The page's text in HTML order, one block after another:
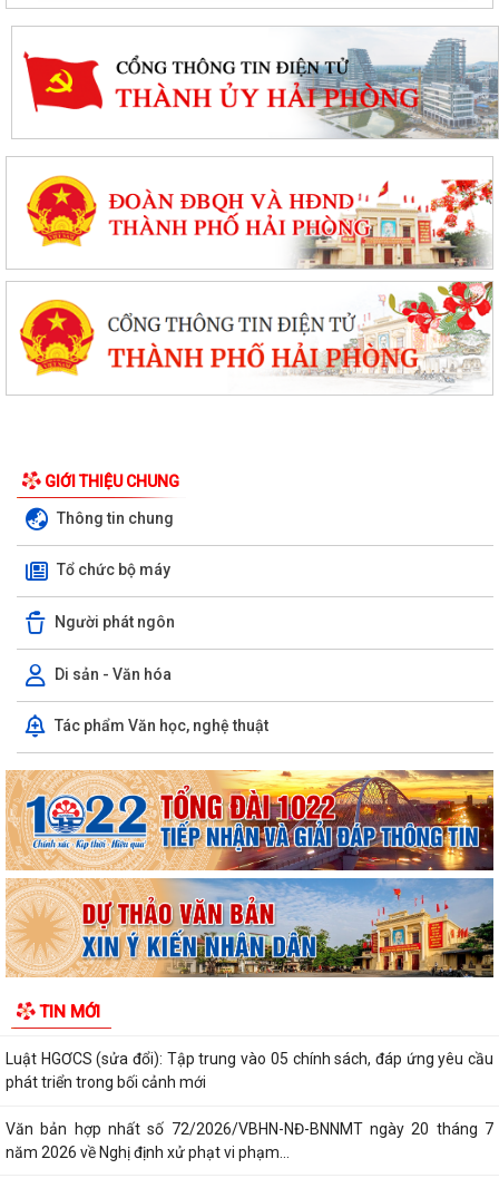
GIỚI THIỆU CHUNG
Thông tin chung
Tổ chức bộ máy
Người phát ngôn
Di sản - Văn hóa
Tác phẩm Văn học, nghệ thuật
TIN MỚI
phục vụ Dự án tuyến đường...
THÔNG BÁO THU HỒI ĐẤT ĐỂ THỰC HIỆN DỰ ÁN BỒI THƯỜNG, HỖ
TRỢ, GIẢI PHÓNG MẶT BẰNG, PHỤC VỤ DỰ ÁN...
PHƯỜNG LÊ ĐẠI HÀNH TỔ CHỨC HỘI NGHỊ TRIỂN KHAI THÔNG TIN VỀ
CÔNG TÁC GIẢI PHÓNG MẶT BẰNG DỰ ÁN...
PHƯỜNG LÊ ĐẠI HÀNH TỔ CHỨC LỄ CẦU SIÊU TRI ÂN CÁC ANH HÙNG
LIỆT SĨ
ĐỂ PHÒNG TRÁNH
Luật HGƠCS (sửa đổi): Tập trung vào 05 chính sách, đáp ứng yêu cầu
phát triển trong bối cảnh mới
Văn bản hợp nhất số 72/2026/VBHN-NĐ-BNNMT ngày 20 tháng 7
năm 2026 về Nghị định xử phạt vi phạm...